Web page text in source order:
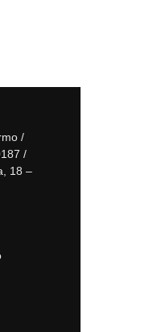
/
/
18 –